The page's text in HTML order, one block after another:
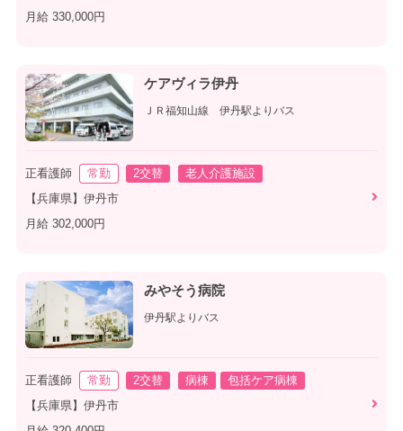
月給 330,000円
ケアヴィラ伊丹
ＪＲ福知山線 伊丹駅よりバス
正看護師 常勤 2交替
老人介護施設
【兵庫県】伊丹市
月給 302,000円
みやそう病院
伊丹駅よりバス
正看護師 常勤 2交替 病棟
包括ケア病棟
【兵庫県】伊丹市